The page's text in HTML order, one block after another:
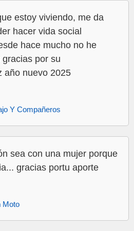
estoy viviendo, me da
hacer vida social
hace mucho no he
por su
año nuevo 2025
Y Compañeros
sea con una mujer porque
gracias portu aporte
Moto